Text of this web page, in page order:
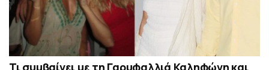
Τι συμβαίνει με τη Γαρυφαλλιά Καληφώνη και